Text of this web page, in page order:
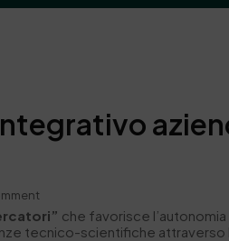
che favorisce
tecnico-scientifiche attraverso